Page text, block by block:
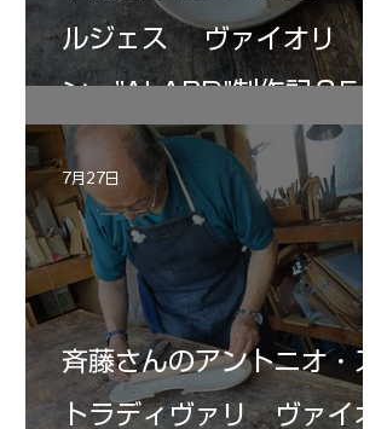
ルジェス ヴァイオリ
ン ”ALARD"制作記３5
斉藤さんのアントニオ・ス
トラディヴァリ ヴァイオ
7月27日